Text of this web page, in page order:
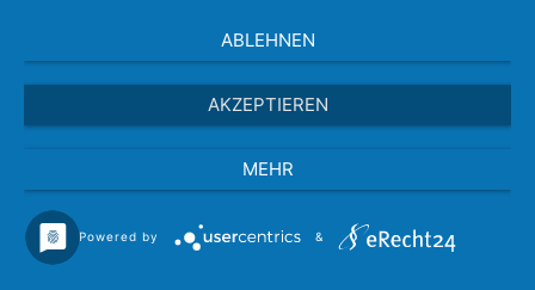
bringen vermittlungswürdige Güter wie
barmherzige Liebe, Lebenshoffnung,
Solidarität, Dankbarkeit Richtung
Gesellschaft auf den Weg. Sogar
Zukunftsverantwortung, zusätzlich
herausgefordert durch den unsäglichen die
Ukraine überziehenden Krieg.
ABLEHNEN
AKZEPTIEREN
MEHR
Powered by &